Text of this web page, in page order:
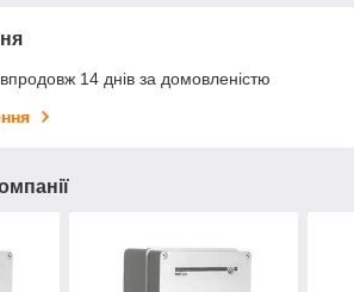
14 днів за домовленістю